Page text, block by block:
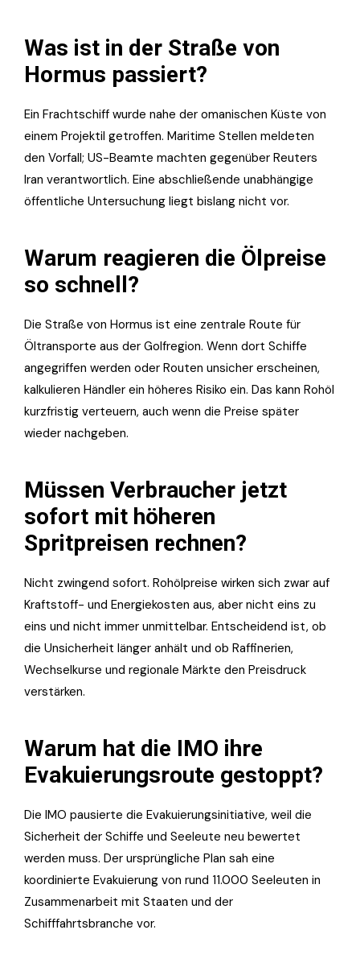
Was ist in der Straße von
Hormus passiert?
Ein Frachtschiff wurde nahe der omanischen Küste von
einem Projektil getroffen. Maritime Stellen meldeten
den Vorfall; US-Beamte machten gegenüber Reuters
Iran verantwortlich. Eine abschließende unabhängige
öffentliche Untersuchung liegt bislang nicht vor.
Warum reagieren die Ölpreise
so schnell?
Die Straße von Hormus ist eine zentrale Route für
Öltransporte aus der Golfregion. Wenn dort Schiffe
angegriffen werden oder Routen unsicher erscheinen,
kalkulieren Händler ein höheres Risiko ein. Das kann Rohöl
kurzfristig verteuern, auch wenn die Preise später
wieder nachgeben.
Müssen Verbraucher jetzt
sofort mit höheren
Spritpreisen rechnen?
Nicht zwingend sofort. Rohölpreise wirken sich zwar auf
Kraftstoff- und Energiekosten aus, aber nicht eins zu
eins und nicht immer unmittelbar. Entscheidend ist, ob
die Unsicherheit länger anhält und ob Raffinerien,
Wechselkurse und regionale Märkte den Preisdruck
verstärken.
Warum hat die IMO ihre
Evakuierungsroute gestoppt?
Die IMO pausierte die Evakuierungsinitiative, weil die
Sicherheit der Schiffe und Seeleute neu bewertet
werden muss. Der ursprüngliche Plan sah eine
koordinierte Evakuierung von rund 11.000 Seeleuten in
Zusammenarbeit mit Staaten und der
Schifffahrtsbranche vor.